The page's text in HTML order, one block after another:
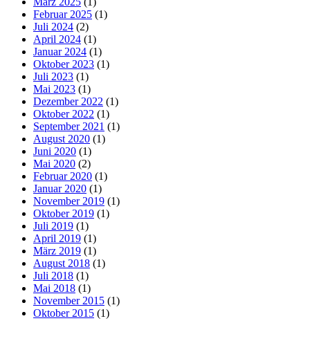
Februar 2025 (1)
Juli 2024 (2)
April 2024 (1)
Januar 2024 (1)
Oktober 2023 (1)
Juli 2023 (1)
Mai 2023 (1)
Dezember 2022 (1)
Oktober 2022 (1)
September 2021 (1)
August 2020 (1)
Juni 2020 (1)
Mai 2020 (2)
Februar 2020 (1)
Januar 2020 (1)
November 2019 (1)
Oktober 2019 (1)
Juli 2019 (1)
April 2019 (1)
März 2019 (1)
August 2018 (1)
Juli 2018 (1)
Mai 2018 (1)
November 2015 (1)
Oktober 2015 (1)